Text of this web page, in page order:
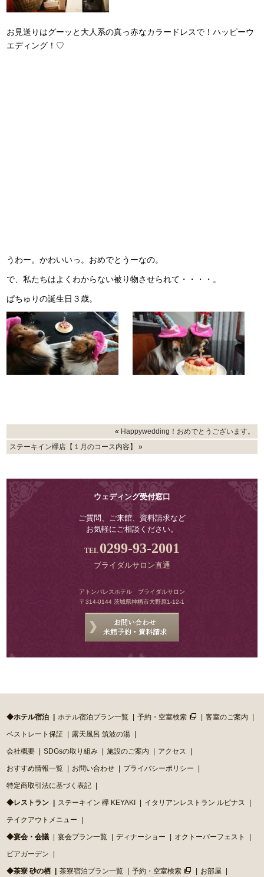
お見送りはグーッと大人系の真っ赤なカラードレスで！ハッピーウ
エディング！♡
うわー。かわいいっ。おめでとうーなの。
で、私たちはよくわからない被り物させられて・・・・。
ぱちゅりの誕生日３歳。
« Happywedding！おめでとうございます。
ステーキイン欅店【１月のコース内容】
»
ウェディング受付窓口
ご質問、ご来館、資料請求など
お気軽にご相談ください。
0299-93-2001
ブライダルサロン直通
アトンパレスホテル ブライダルサロン
〒314-0144 茨城県神栖市大野原1-12-1
◆ホテル宿泊 ホテル宿泊プラン一覧 予約・空室検索 客室のご案内
ベストレート保証 露天風呂 筑波の湯
会社概要 SDGsの取り組み 施設のご案内 アクセス
おすすめ情報一覧 お問い合わせ プライバシーポリシー
特定商取引法に基づく表記
◆レストラン ステーキイン 欅 KEYAKI イタリアンレストラン ルピナス
テイクアウトメニュー
◆宴会・会議 宴会プラン一覧 ディナーショー オクトーバーフェスト
ビアガーデン
◆茶寮 砂の栖 茶寮宿泊プラン一覧 予約・空室検索 お部屋